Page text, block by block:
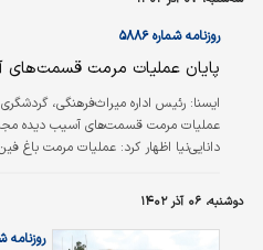
روزنامه شماره ۵۸۸۶
پایان عملیات مرمت قسمت‌‌‌های
ایسنا: رئیس اداره میراث‌‌‌فرهنگی،
عملیات مرمت قسمت‌‌‌های آسیب دیده
شده است. وی افزود: مرمت باغ فین
مجموعه، زه‌‌‌کشی و اصلاح سنگ‌‌‌فرش‌‌‌های
سفیدکاری سردر و هشتی، اجرای نورپردازی
دوشنبه، ۰۶ آذر ۱۴۰۲
روزنامه